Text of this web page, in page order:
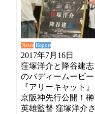
News Report
2017年7月16日
窪塚洋介と降谷建志
のバディームービー
『アリーキャット』
京阪神先行公開！榊
英雄監督 窪塚洋介さ